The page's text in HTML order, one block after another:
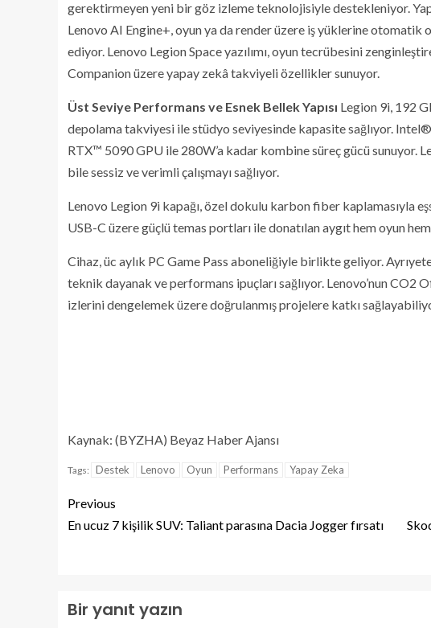
gerektirmeyen yeni bir göz izleme teknolojisiyle destekleniyor.
Lenovo AI Engine+, oyun ya da render üzere iş yüklerine
ediyor. Lenovo Legion Space yazılımı, oyun tecrübesini
Companion üzere yapay zekâ takviyeli özellikler sunuyor.
Üst Seviye Performans ve Esnek Bellek Yapısı Legion 9i, 192
depolama takviyesi ile stüdyo seviyesinde kapasite sağlıyor.
RTX™ 5090 GPU ile 280W’a kadar kombine süreç gücü sunuyor.
bile sessiz ve verimli çalışmayı sağlıyor.
Lenovo Legion 9i kapağı, özel dokulu karbon fiber kaplamasıyla
USB-C üzere güçlü temas portları ile donatılan aygıt hem oyun
Cihaz, üc aylık PC Game Pass aboneliğiyle birlikte geliyor.
teknik dayanak ve performans ipuçları sağlıyor. Lenovo’nun CO2
izlerini dengelemek üzere doğrulanmış projelere katkı
Kaynak: (BYZHA) Beyaz Haber Ajansı
Tags: Destek Lenovo Oyun Performans Yapay Zeka
Previous
En ucuz 7 kişilik SUV: Taliant parasına Dacia Jogger fırsatı
Bir yanıt yazın